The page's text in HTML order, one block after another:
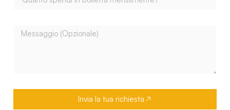
Invia la tua richiesta